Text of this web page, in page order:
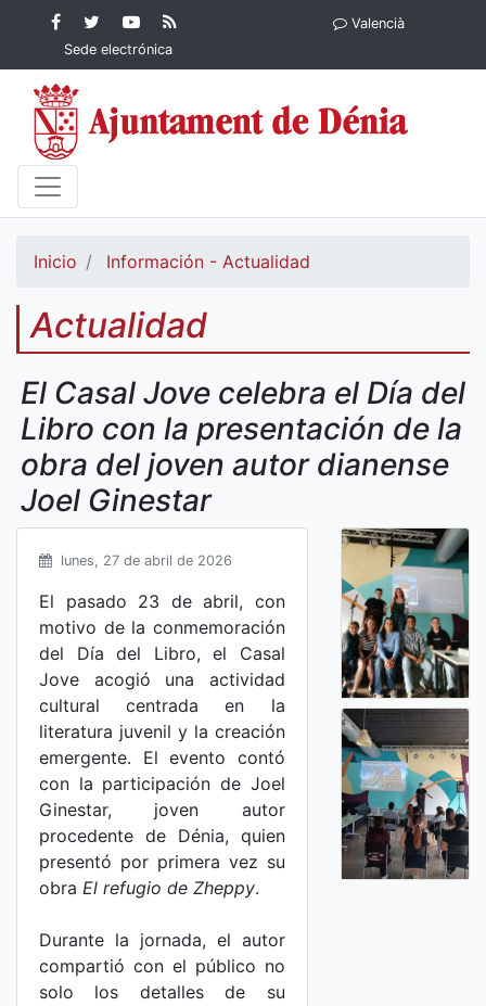
Contenido principalFacebook
Ayuntamiento de
Dénia
Ayuntamiento
de Dénia
YouTube
Ayuntamiento
de Dénia
Ayuntamiento
Sede electrónica
Valencià
Inicio Información - Actualidad
Actualidad
El Casal Jove celebra el Día del
Libro con la presentación de la
obra del joven autor dianense
Joel Ginestar
lunes, 27 de abril de 2026
El pasado 23 de abril, con
motivo de la conmemoración
del Día del Libro, el Casal
Jove acogió una actividad
cultural centrada en la
literatura juvenil y la creación
emergente. El evento contó
con la participación de Joel
Ginestar, joven autor
procedente de Dénia, quien
presentó por primera vez su
obra El refugio de Zheppy.
Durante la jornada, el autor
compartió con el público no
solo los detalles de su